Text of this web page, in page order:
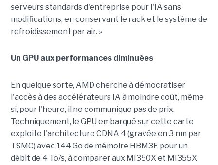
serveurs standards d'entreprise pour l'IA sans
modifications, en conservant le rack et le système de
refroidissement par air. »
Un GPU aux performances diminuées
En quelque sorte, AMD cherche à démocratiser
l'accès à des accélérateurs IA à moindre coût, même
si, pour l'heure, il ne communique pas de prix.
Techniquement, le GPU embarqué sur cette carte
exploite l'architecture CDNA 4 (gravée en 3 nm par
TSMC) avec 144 Go de mémoire HBM3E pour un
débit de 4 To/s, à comparer aux MI350X et MI355X